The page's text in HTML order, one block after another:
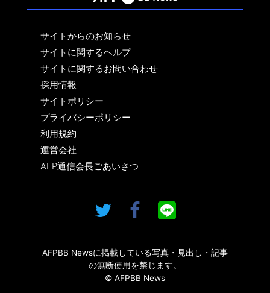
サイトからのお知らせ
サイトに関するヘルプ
サイトに関するお問い合わせ
採用情報
サイトポリシー
プライバシーポリシー
利用規約
運営会社
AFP通信会長ごあいさつ
AFPBB Newsに掲載している写真・見出し・記事
の無断使用を禁じます。
© AFPBB News